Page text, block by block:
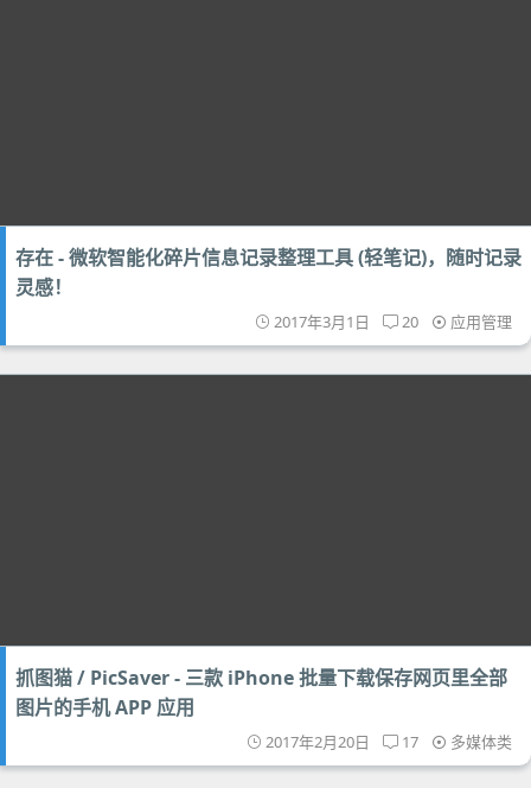
存在 - 微软智能化碎片信息记录整理工具 (轻笔记)，随时记录
灵感！
2017年3月1日 20 应用管理
抓图猫 / PicSaver - 三款 iPhone 批量下载保存网页里全部
图片的手机 APP 应用
2017年2月20日 17 多媒体类